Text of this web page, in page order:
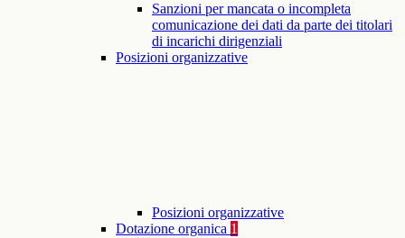
Sanzioni per mancata o incompleta
comunicazione dei dati da parte dei titolari
di incarichi dirigenziali
Posizioni organizzative
Posizioni organizzative
Dotazione organica 1